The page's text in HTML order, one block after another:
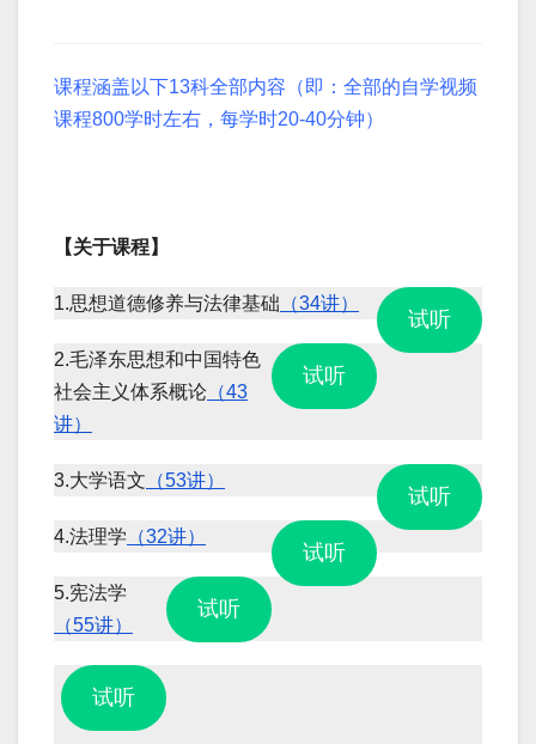
课程涵盖以下13科全部内容（即：全部的自学视频
课程800学时左右，每学时20-40分钟）
【关于课程】
试听
1.思想道德修养与法律基础 （34讲）
试听
2.毛泽东思想和中国特色
社会主义体系概论 （43
讲）
试听
3.大学语文 （53讲）
试听
4.法理学 （32讲）
试听
5.宪法学
（55讲）
试听